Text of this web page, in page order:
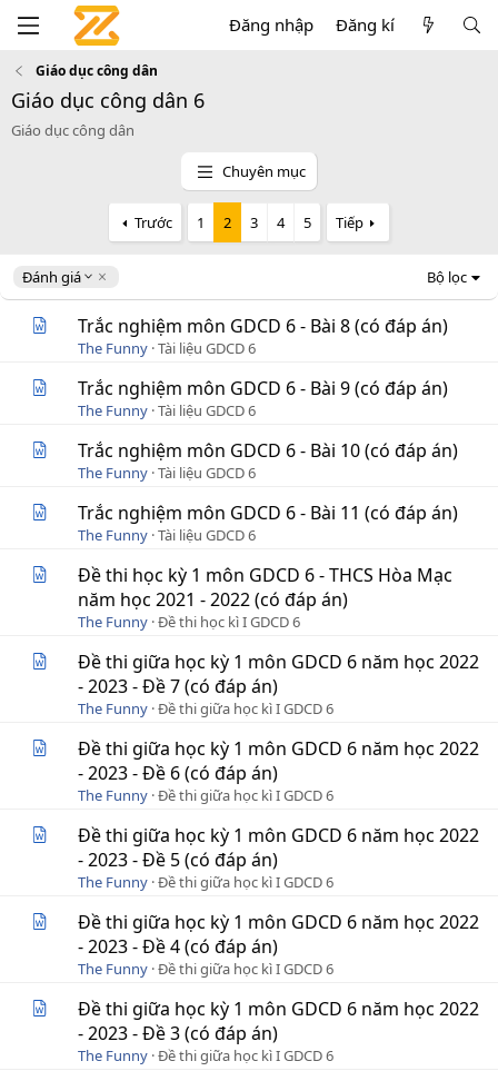
Đăng nhập Đăng kí
Giáo dục công dân
Giáo dục công dân 6
Giáo dục công dân
Chuyên mục
Trước 1 2 3 4 5 Tiếp
Đánh giá
D
e
Bộ lọc
Trắc nghiệm môn GDCD 6 - Bài 8 (có đáp án)
The Funny Tài liệu GDCD 6
Trắc nghiệm môn GDCD 6 - Bài 9 (có đáp án)
The Funny Tài liệu GDCD 6
Trắc nghiệm môn GDCD 6 - Bài 10 (có đáp án)
The Funny Tài liệu GDCD 6
Trắc nghiệm môn GDCD 6 - Bài 11 (có đáp án)
The Funny Tài liệu GDCD 6
Đề thi học kỳ 1 môn GDCD 6 - THCS Hòa Mạc
năm học 2021 - 2022 (có đáp án)
The Funny Đề thi học kì I GDCD 6
Đề thi giữa học kỳ 1 môn GDCD 6 năm học 2022
- 2023 - Đề 7 (có đáp án)
The Funny Đề thi giữa học kì I GDCD 6
Đề thi giữa học kỳ 1 môn GDCD 6 năm học 2022
- 2023 - Đề 6 (có đáp án)
The Funny Đề thi giữa học kì I GDCD 6
Đề thi giữa học kỳ 1 môn GDCD 6 năm học 2022
- 2023 - Đề 5 (có đáp án)
The Funny Đề thi giữa học kì I GDCD 6
Đề thi giữa học kỳ 1 môn GDCD 6 năm học 2022
- 2023 - Đề 4 (có đáp án)
The Funny Đề thi giữa học kì I GDCD 6
Đề thi giữa học kỳ 1 môn GDCD 6 năm học 2022
- 2023 - Đề 3 (có đáp án)
The Funny Đề thi giữa học kì I GDCD 6